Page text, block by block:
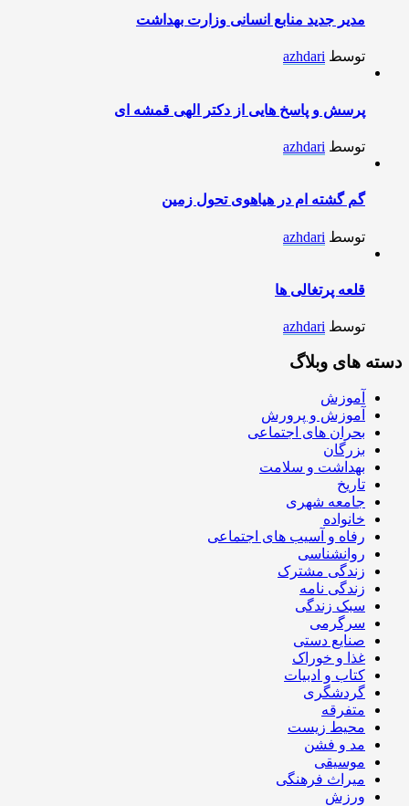
مدیر جدید منابع انسانی وزارت بهداشت
توسط azhdari
پرسش و پاسخ هایی از دکتر الهی قمشه ای
توسط azhdari
گم گشته ام در هیاهوی تحول زمین
توسط azhdari
قلعه پرتغالی ها
توسط azhdari
دسته های وبلاگ
آموزش
آموزش و پرورش
بحران های اجتماعی
بزرگان
بهداشت و سلامت
تاریخ
جامعه شهری
خانواده
رفاه و آسیب های اجتماعی
روانشناسی
زندگی مشترک
زندگی نامه
سبک زندگی
سرگرمی
صنایع دستی
غذا و خوراک
کتاب و ادبیات
گردشگری
متفرقه
محیط زیست
مد و فشن
موسیقی
میراث فرهنگی
ورزش